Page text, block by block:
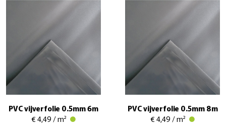
PVC vijverfolie 0.5mm 6m
€ 4,49 / m²
PVC vijverfolie 0.5mm 8m
€ 4,49 / m²